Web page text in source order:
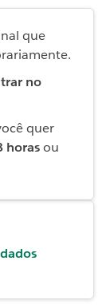
que
no
quer
horasou